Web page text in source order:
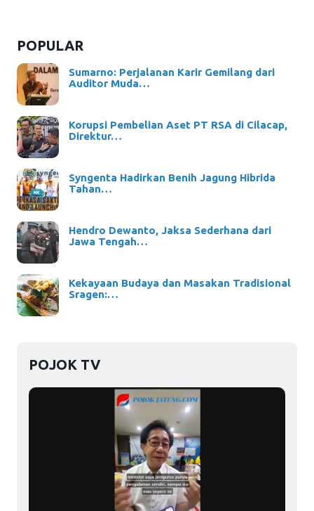
POPULAR
Sumarno: Perjalanan Karir Gemilang dari
Auditor Muda…
Korupsi Pembelian Aset PT RSA di Cilacap,
Direktur…
Syngenta Hadirkan Benih Jagung Hibrida
Tahan…
Hendro Dewanto, Jaksa Sederhana dari
Jawa Tengah…
Kekayaan Budaya dan Masakan Tradisional
Sragen:…
POJOK TV